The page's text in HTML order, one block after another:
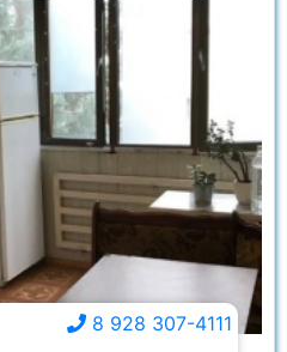
8 928 307-4111